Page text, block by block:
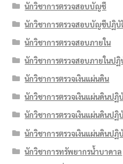
นักวิชาการตรวจสอบบัญชี
นักวิชาการตรวจสอบบัญชีปฏิบั
นักวิชาการตรวจสอบภายใน
นักวิชาการตรวจสอบภายในปฏิ
นักวิชาการตรวจเงินแผ่นดิน
นักวิชาการตรวจเงินแผ่นดินปฏิ
นักวิชาการตรวจเงินแผ่นดินป
นักวิชาการตรวจเงินแผ่นดินป
นักวิชาการทรัพยากรน้ำบาดาล